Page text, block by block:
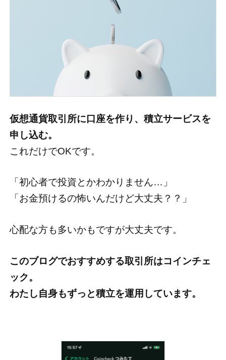
仮想通貨取引所に口座を作り、積立サービスを
申し込む。
これだけでOKです。
「初心者で投資とかわかりません…」
「お金預けるの怖いんだけど大丈夫？？」
心配な方も多いかもですが大丈夫です。
このブログでおすすめする取引所はコインチェ
ック。
わたし自身もずっと積立を運用しています。